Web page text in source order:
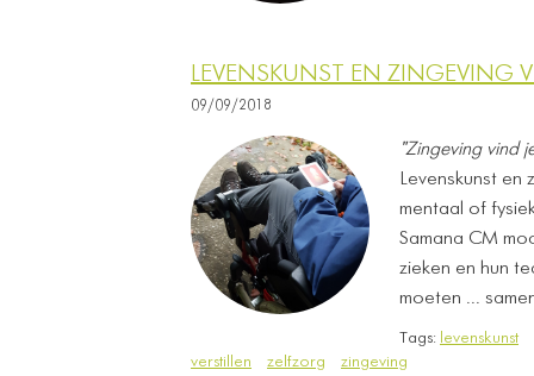
LEVENSKUNST EN ZINGEVING
09/09/2018
"Zingeving vind
Levenskunst
mentaal of
Samana CM
zieken en hun
moeten ...
Tags: levenskunst
verstillen
zelfzorg zingeving